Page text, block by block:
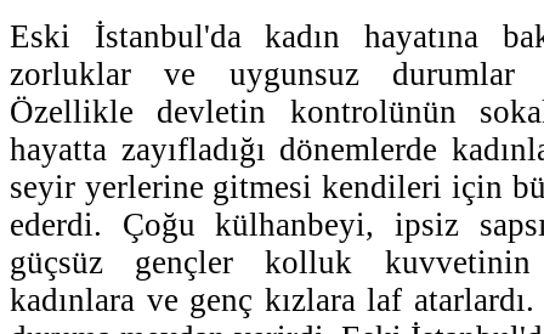
Eski İstanbul'da kadın hayatına
zorluklar ve uygunsuz durumlar
Özellikle devletin kontrolünün
hayatta zayıfladığı dönemlerde
seyir yerlerine gitmesi kendileri için
ederdi. Çoğu külhanbeyi, ipsiz
güçsüz gençler kolluk kuvvetinin
kadınlara ve genç kızlara laf